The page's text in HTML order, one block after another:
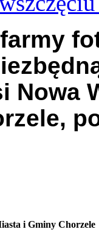
Nowa
i Gminy Chorzele